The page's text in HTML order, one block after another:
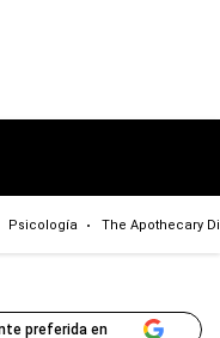
Psicología The Apothecary
preferida en